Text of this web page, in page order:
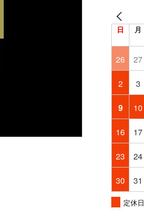
日 月
26 27
2 3
9 10
16 17
23 24
30 31
定休日